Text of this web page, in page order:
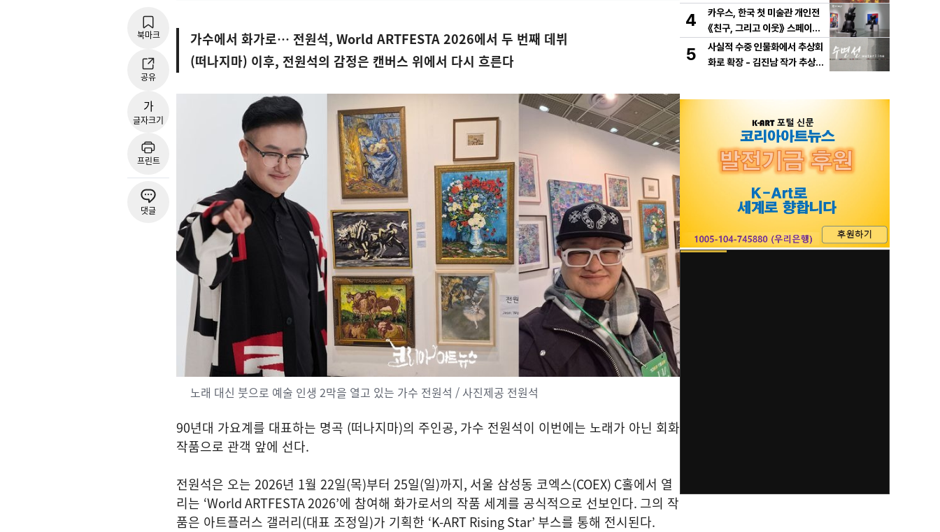
북마크
공유
가
글자크기
프린트
댓글
가수에서 화가로… 전원석, World ARTFESTA 2026에서 두 번째 데뷔
(떠나지마) 이후, 전원석의 감정은 캔버스 위에서 다시 흐른다
노래 대신 붓으로 예술 인생 2막을 열고 있는 가수 전원석 / 사진제공 전원석
90년대 가요계를 대표하는 명곡 (떠나지마)의 주인공, 가수 전원석이 이번에는 노래가 아닌 회화
작품으로 관객 앞에 선다.
전원석은 오는 2026년 1월 22일(목)부터 25일(일)까지, 서울 삼성동 코엑스(COEX) C홀에서 열
리는 ‘World ARTFESTA 2026’에 참여해 화가로서의 작품 세계를 공식적으로 선보인다. 그의 작
품은 아트플러스 갤러리(대표 조정일)가 기획한 ‘K-ART Rising Star’ 부스를 통해 전시된다.
4
카우스, 한국 첫 미술관 개인전
《친구, 그리고 이웃》 스페이스
K 서울에서 개최
5
사실적 수중 인물화에서 추상회
화로 확장 - 김진남 작가 추상